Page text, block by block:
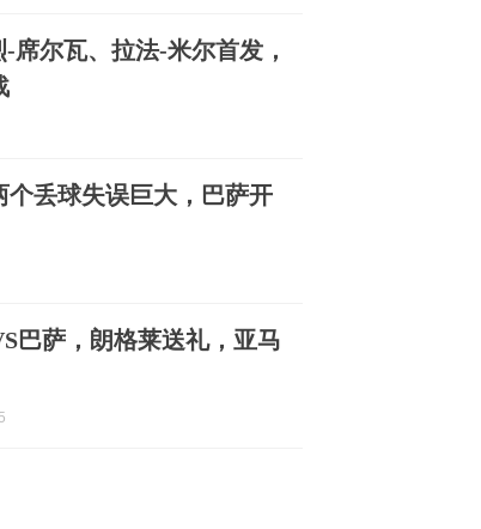
席尔瓦、拉法-米尔首发，
丢球失误巨大，巴萨开
巴萨，朗格莱送礼，亚马